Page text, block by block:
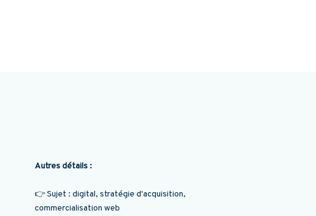
Autres détails :
👉 Sujet : digital, stratégie d'acquisition,
commercialisation web